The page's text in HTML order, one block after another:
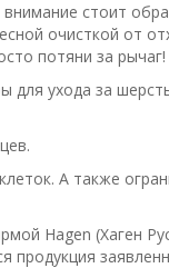
стоит
очисткой от
потяни за рычаг!
для ухода за
А также
Hagen (Хаген